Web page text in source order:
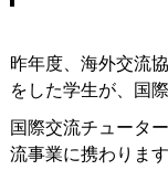
昨年度、海外交流
をした学生が、国
国際交流チュータ
流事業に携わりま